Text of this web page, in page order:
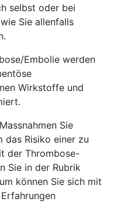
selbst oder bei
Sie allenfalls
Embolie werden
Wirkstoffe und
Sie
das Risiko einer zu
der Thrombose-
Sie in der Rubrik
können Sie sich mit